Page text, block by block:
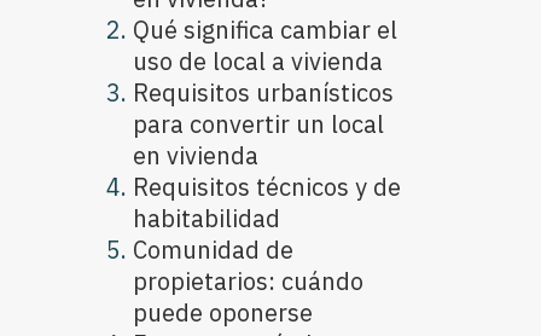
Qué significa cambiar el
uso de local a vivienda
Requisitos urbanísticos
para convertir un local
en vivienda
Requisitos técnicos y de
habitabilidad
Comunidad de
propietarios: cuándo
puede oponerse